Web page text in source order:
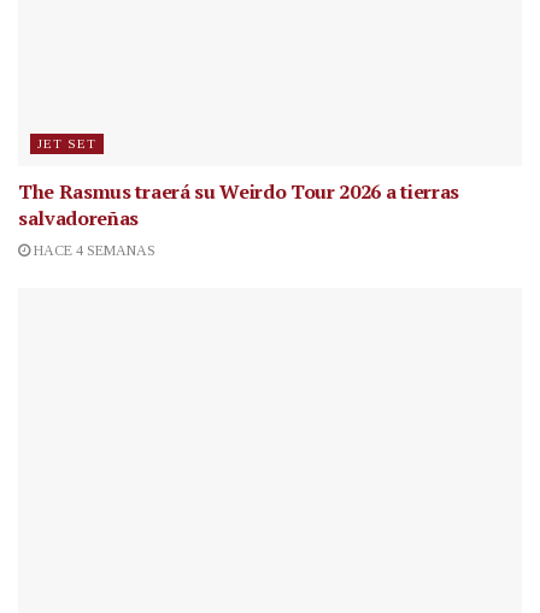
JET SET
The Rasmus traerá su Weirdo Tour 2026 a tierras
salvadoreñas
HACE 4 SEMANAS